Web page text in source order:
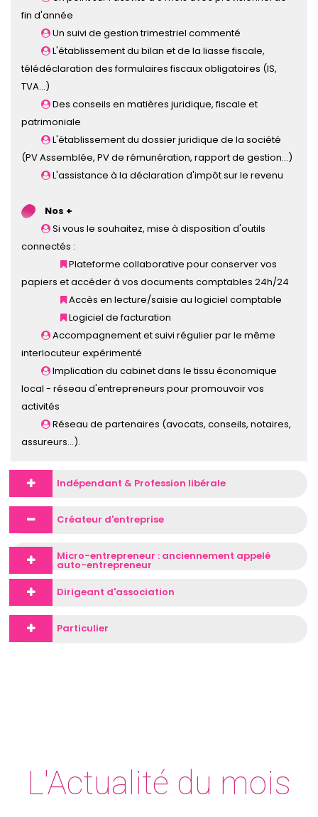
fin d'année
Un suivi de gestion trimestriel commenté
L'établissement du bilan et de la liasse fiscale,
télédéclaration des formulaires fiscaux obligatoires (IS,
TVA…)
Des conseils en matières juridique, fiscale et
patrimoniale
L'établissement du dossier juridique de la société
(PV Assemblée, PV de rémunération, rapport de gestion…)
L'assistance à la déclaration d'impôt sur le revenu
Nos +
Si vous le souhaitez, mise à disposition d'outils
connectés :
Plateforme collaborative pour conserver vos
papiers et accéder à vos documents comptables 24h/24
Accès en lecture/saisie au logiciel comptable
Logiciel de facturation
Accompagnement et suivi régulier par le même
interlocuteur expérimenté
Implication du cabinet dans le tissu économique
local - réseau d'entrepreneurs pour promouvoir vos
activités
Réseau de partenaires (avocats, conseils, notaires,
assureurs…).
Indépendant & Profession libérale
Créateur d'entreprise
Micro-entrepreneur : anciennement appelé
auto-entrepreneur
Dirigeant d'association
Particulier
L'Actualité du mois